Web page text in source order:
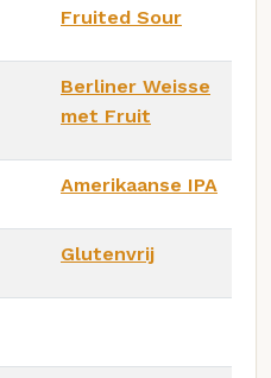
Fruited Sour
Berliner Weisse
met Fruit
Amerikaanse IPA
Glutenvrij